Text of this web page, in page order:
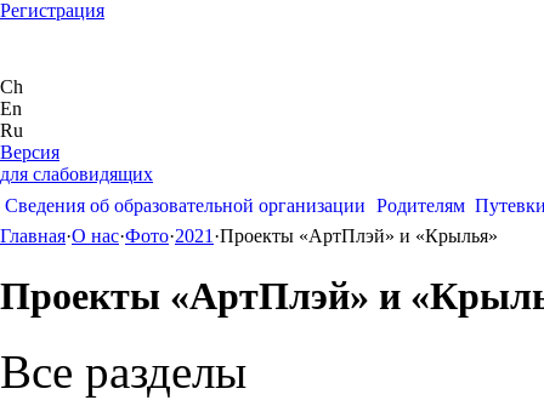
Регистрация
Ch
En
Ru
Версия
для слабовидящих
Сведения об образовательной организации Родителям
Главная·О нас·Фото·2021 ·Проекты «АртПлэй» и «Крылья»
Проекты «АртПлэй» и
Все разделы